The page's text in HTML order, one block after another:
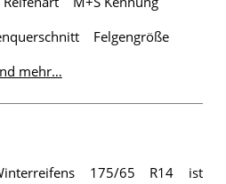
Felgengröße
mehr…
175/65 R14 ist